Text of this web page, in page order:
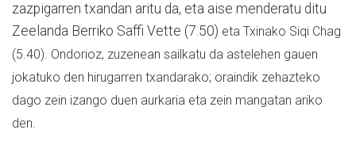
zazpigarren txandan aritu da, eta aise menderatu ditu
Zeelanda Berriko Saffi Vette (7.50) eta Txinako Siqi Chag
(5.40). Ondorioz, zuzenean sailkatu da astelehen gauen
jokatuko den hirugarren txandarako; oraindik zehazteko
dago zein izango duen aurkaria eta zein mangatan ariko
den.